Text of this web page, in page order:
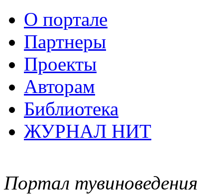
О портале
Партнеры
Проекты
Авторам
Библиотека
ЖУРНАЛ НИТ
Портал тувиноведения